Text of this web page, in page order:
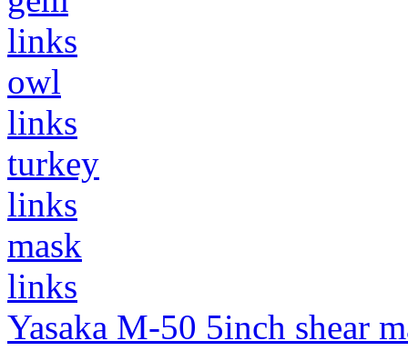
links
owl
links
turkey
links
mask
links
Yasaka M-50 5inch shear